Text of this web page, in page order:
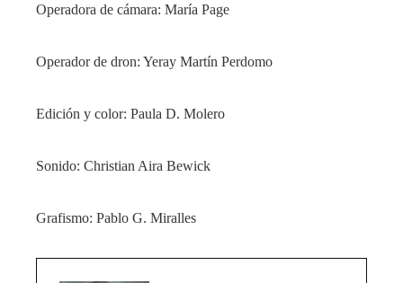
Operadora de cámara: María Page
Operador de dron: Yeray Martín Perdomo
Edición y color: Paula D. Molero
Sonido: Christian Aira Bewick
Grafismo: Pablo G. Miralles